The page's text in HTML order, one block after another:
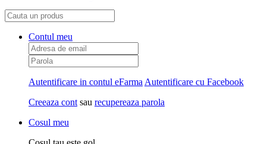
Contul meu
Autentificare in contul eFarma Autentificare cu Facebook
Creeaza cont sau recupereaza parola
Cosul meu